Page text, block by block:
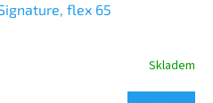
flex 65
Skladem